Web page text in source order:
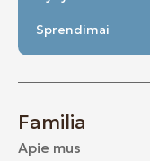
Sprendimai
Familia
Apie mus